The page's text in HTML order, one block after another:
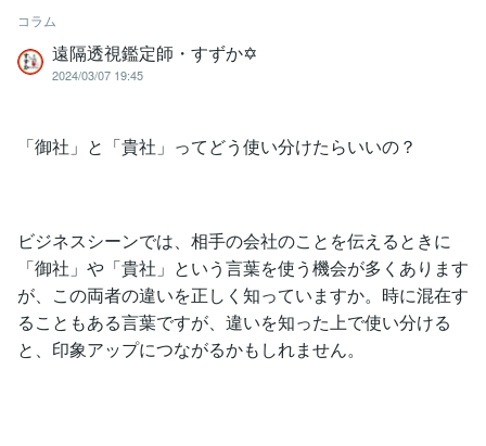
コラム
遠隔透視鑑定師・すずか✡
2024/03/07 19:45
「御社」と「貴社」ってどう使い分けたらいいの？
ビジネスシーンでは、相手の会社のことを伝えるときに
「御社」や「貴社」という言葉を使う機会が多くあります
が、この両者の違いを正しく知っていますか。時に混在す
ることもある言葉ですが、違いを知った上で使い分ける
と、印象アップにつながるかもしれません。